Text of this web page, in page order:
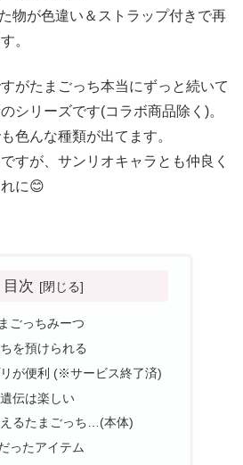
物が色違い＆ストラップ付きで再
。
がたまごっち本当にずっと続いて
シリーズです(コラボ商品除く)。
色んな種類が出てます。
すが、サンリオキャラとも仲良く
に😊
目次
ごっちみーつ
を預けられる
が便利 (※サービス終了済)
伝は楽しい
るたまごっち…(本体)
ったアイテム